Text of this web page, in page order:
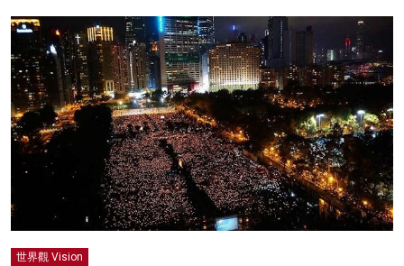
世界觀 Vision